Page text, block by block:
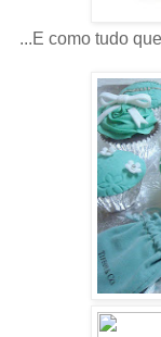
...E como tudo